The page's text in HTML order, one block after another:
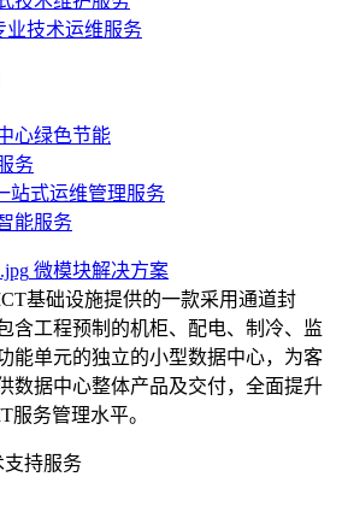
业技术运维服务
心绿色节能
务
站式运维管理服务
能服务
微模块解决方案
基础设施提供的一款采用通道封
含工程预制的机柜、配电、制冷、监
能单元的独立的小型数据中心，为客
数据中心整体产品及交付，全面提升
服务管理水平。
支持服务